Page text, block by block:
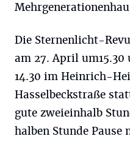
Die Sternenlicht-
am 27. April
14.30 im Heinrich-
Hasselbeckstraße
gute zweieinhalb
halben Stunde